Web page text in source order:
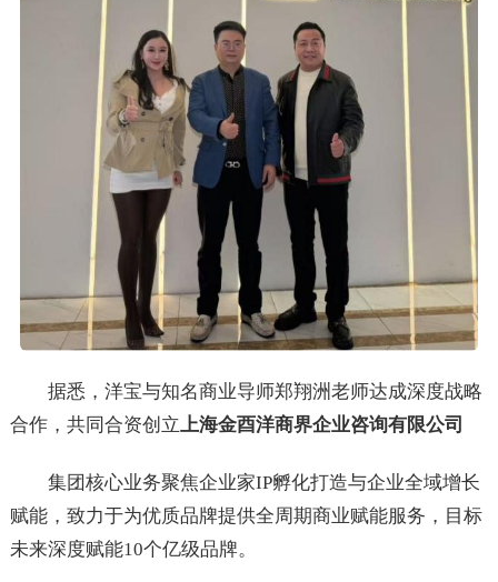
据悉，洋宝与知名商业导师郑翔洲老师达成深度战略
合作，共同合资创立上海金酉洋商界企业咨询有限公司
集团核心业务聚焦企业家IP孵化打造与企业全域增长
赋能，致力于为优质品牌提供全周期商业赋能服务，目标
未来深度赋能10个亿级品牌。